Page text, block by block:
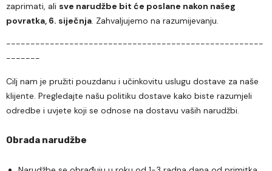
zaprimati, ali sve narudžbe bit će poslane nakon našeg
povratka, 6. siječnja. Zahvaljujemo na razumijevanju.
-----------------------------------------------------
-------
Cilj nam je pružiti pouzdanu i učinkovitu uslugu dostave za naše
klijente. Pregledajte našu politiku dostave kako biste razumjeli
odredbe i uvjete koji se odnose na dostavu vaših narudžbi.
Obrada narudžbe